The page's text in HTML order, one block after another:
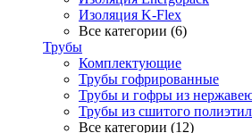
Изоляция K-Flex
Все категории (6)
Трубы
Комплектующие
Трубы гофрированные
Трубы и гофры из
Трубы из сшитого
Все категории (12)